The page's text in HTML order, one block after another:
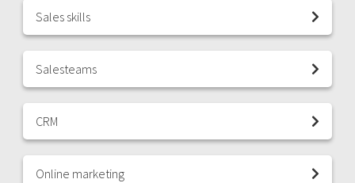
Sales skills
Salesteams
CRM
Online marketing